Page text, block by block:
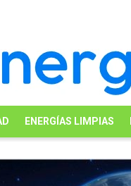
ENERGÍAS LIMPIAS